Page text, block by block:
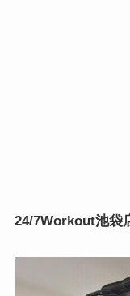
24/7Workout池袋